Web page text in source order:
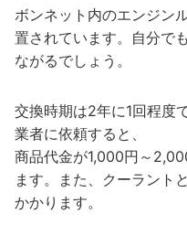
ボンネット内のエンジン
置されています。自分で
ながるでしょう。
交換時期は2年に1回程度
業者に依頼すると、
商品代金が1,000円～
ます。また、クーラント
かかります。